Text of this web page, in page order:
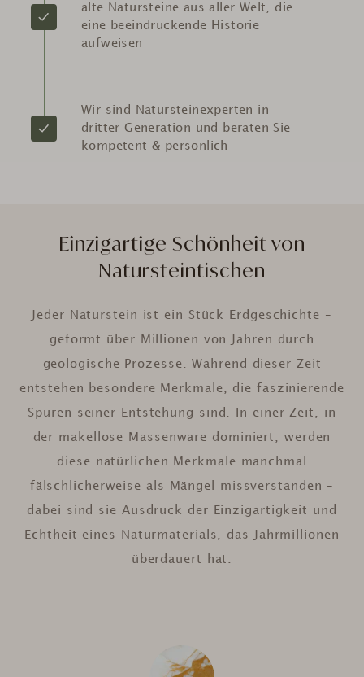
alte Natursteine aus aller Welt, die
eine beeindruckende Historie
aufweisen
Wir sind Natursteinexperten in
dritter Generation und beraten Sie
kompetent & persönlich
Einzigartige Schönheit von
Natursteintischen
Jeder Naturstein ist ein Stück Erdgeschichte –
geformt über Millionen von Jahren durch
geologische Prozesse. Während dieser Zeit
entstehen besondere Merkmale, die faszinierende
Spuren seiner Entstehung sind. In einer Zeit, in
der makellose Massenware dominiert, werden
diese natürlichen Merkmale manchmal
fälschlicherweise als Mängel missverstanden –
dabei sind sie Ausdruck der Einzigartigkeit und
Echtheit eines Naturmaterials, das Jahrmillionen
überdauert hat.